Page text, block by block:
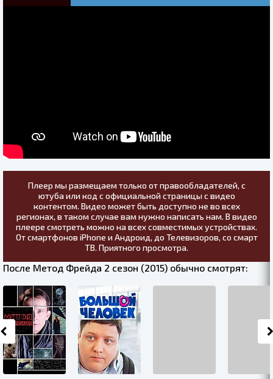
Плеер мы размещаем только от правообладателей, с
ютуба или код с официальной страницы с видео
контентом. Видео может быть доступно не во всех
регионах, в таком случае вам нужно написать нам. В видео
плеере смотреть можно на всех совместимых устройствах.
От смартфонов iPhone и Андроид, до Телевизоров, со смарт
ТВ. Приятного просмотра.
После Метод Фрейда 2 сезон (2015) обычно смотрят: